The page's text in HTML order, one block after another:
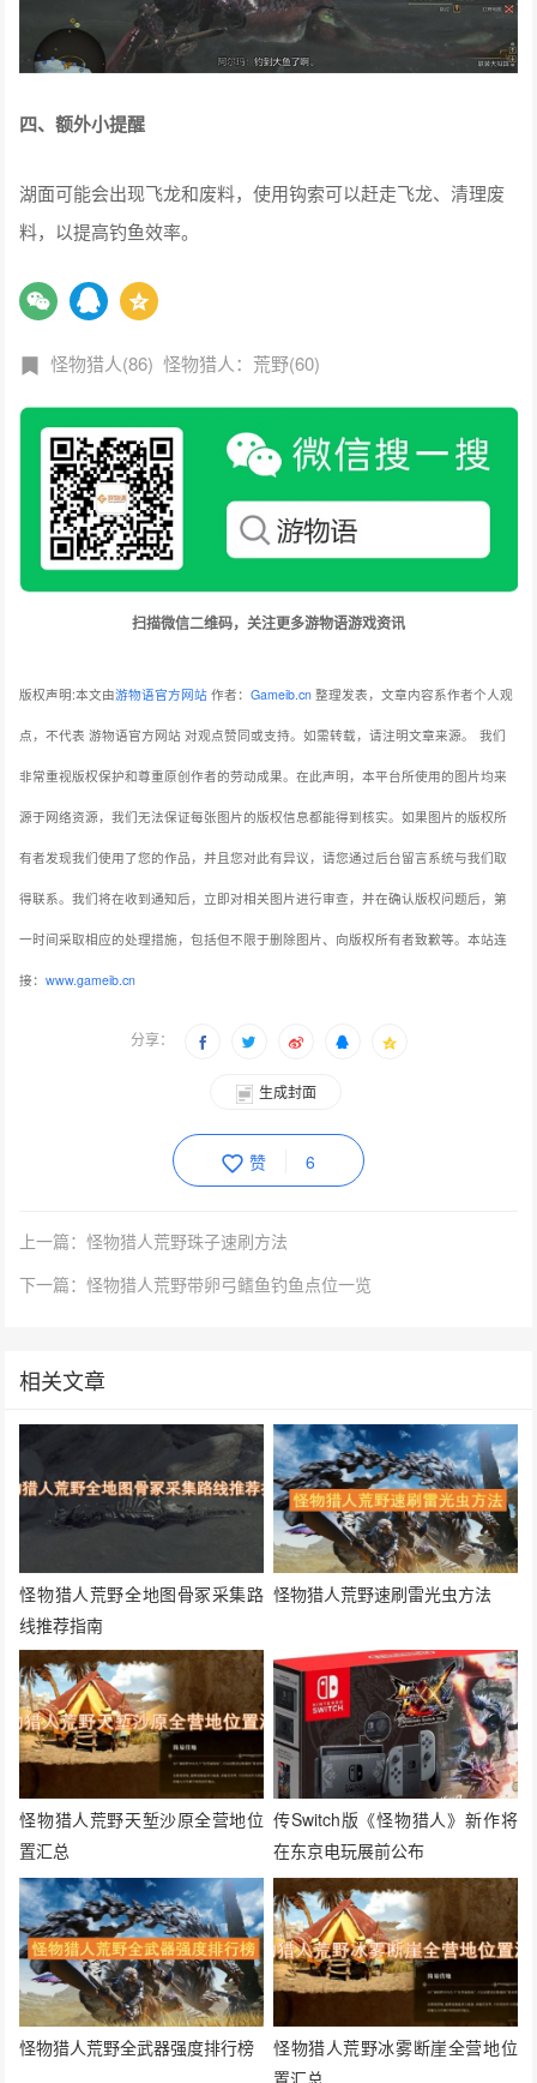
四、额外小提醒
湖面可能会出现飞龙和废料，使用钩索可以赶走飞龙、清理废
料，以提高钓鱼效率。
怪物猎人(86) 怪物猎人：荒野(60)
扫描微信二维码，关注更多游物语游戏资讯
版权声明:本文由游物语官方网站 作者：Gameib.cn 整理发表，文章内容系作者个人观
点，不代表 游物语官方网站 对观点赞同或支持。如需转载，请注明文章来源。 我们
非常重视版权保护和尊重原创作者的劳动成果。在此声明，本平台所使用的图片均来
源于网络资源，我们无法保证每张图片的版权信息都能得到核实。如果图片的版权所
有者发现我们使用了您的作品，并且您对此有异议，请您通过后台留言系统与我们取
得联系。我们将在收到通知后，立即对相关图片进行审查，并在确认版权问题后，第
一时间采取相应的处理措施，包括但不限于删除图片、向版权所有者致歉等。本站连
接：www.gameib.cn
分享：
生成封面
赞 6
上一篇：怪物猎人荒野珠子速刷方法
下一篇：怪物猎人荒野带卵弓鳍鱼钓鱼点位一览
相关文章
怪物猎人荒野全地图骨冢采集路
线推荐指南
怪物猎人荒野速刷雷光虫方法
怪物猎人荒野天堑沙原全营地位
置汇总
传Switch版《怪物猎人》新作将
在东京电玩展前公布
怪物猎人荒野全武器强度排行榜
怪物猎人荒野冰雾断崖全营地位
置汇总